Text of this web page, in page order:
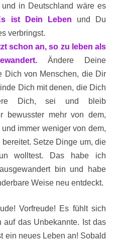
in Deutschland wäre es
ist Dein Leben und Du
verbringst.
schon an, so zu leben als
Ändere Deine
Dich von Menschen, die Dir
Dich mit denen, die Dich
Dich, sei und bleib
bewusster mehr von dem,
immer weniger von dem,
Setze Dinge um, die
wolltest. Das habe ich
bin und habe
Weise neu entdeckt.
Vorfreude! Es fühlt sich
auf das Unbekannte. Ist das
ein neues Leben an! Sobald